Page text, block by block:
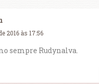
2016 às 17:56
sempre Rudynalva.